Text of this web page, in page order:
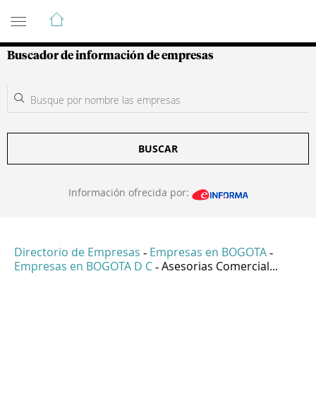
Guía de Empresas Colombianas
Buscador de información de empresas
BUSCAR
Información ofrecida por:
Directorio de Empresas - Empresas en BOGOTA -
Empresas en BOGOTA D C - Asesorias Comercial...